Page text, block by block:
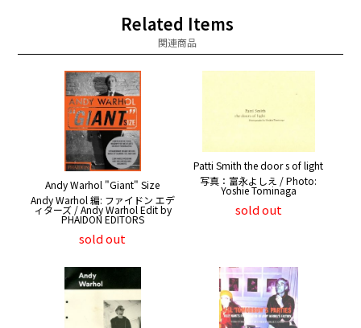
Related Items
関連商品
Andy Warhol "Giant" Size
Andy Warhol 編: ファイドン エデ
ィターズ / Andy Warhol Edit by
PHAIDON EDITORS
sold out
Patti Smith the door s of light
写真：富永よしえ / Photo:
Yoshie Tominaga
sold out